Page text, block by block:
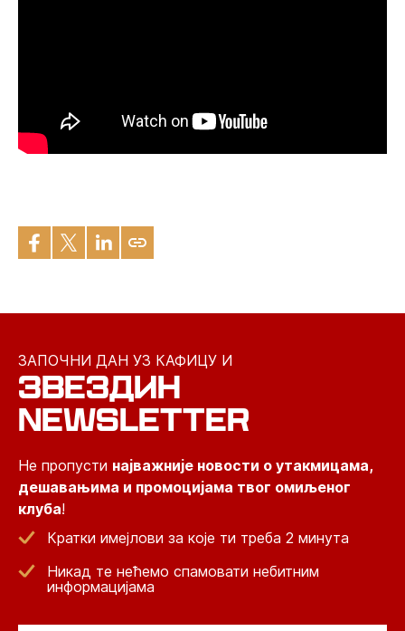
ЗАПОЧНИ ДАН УЗ КАФИЦУ И
ЗВЕЗДИН
NEWSLETTER
Не пропусти најважније новости о утакмицама,
дешавањима и промоцијама твог омиљеног
клуба!
Кратки имејлови за које ти треба 2 минута
Никад те нећемо спамовати небитним
информацијама